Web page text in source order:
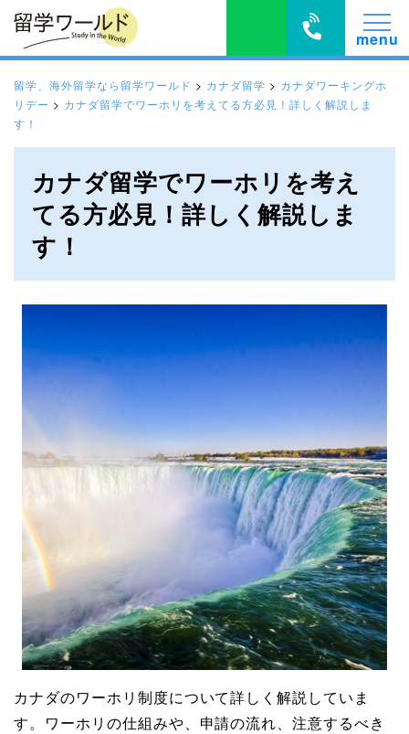
留学、海外留学なら留学ワールド > カナダ留学 > カナダワーキングホ
リデー > カナダ留学でワーホリを考えてる方必見！詳しく解説しま
す！
カナダ留学でワーホリを考え
てる方必見！詳しく解説しま
す！
カナダのワーホリ制度について詳しく解説していま
す。ワーホリの仕組みや、申請の流れ、注意するべき